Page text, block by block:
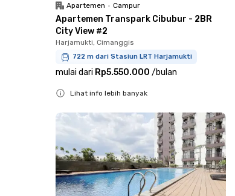
Apartemen • Campur
Apartemen Transpark Cibubur - 2BR
City View #2
Harjamukti, Cimanggis
722 m dari Stasiun LRT Harjamukti
mulai dari Rp5.550.000 /bulan
Lihat info lebih banyak